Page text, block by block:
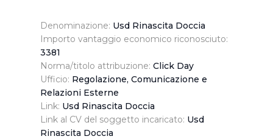
Denominazione: Usd Rinascita Doccia
Importo vantaggio economico riconosciuto:
3381
Norma/titolo attribuzione: Click Day
Ufficio: Regolazione, Comunicazione e
Relazioni Esterne
Link: Usd Rinascita Doccia
Link al CV del soggetto incaricato: Usd
Rinascita Doccia